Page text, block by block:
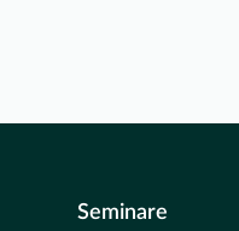
Seminare